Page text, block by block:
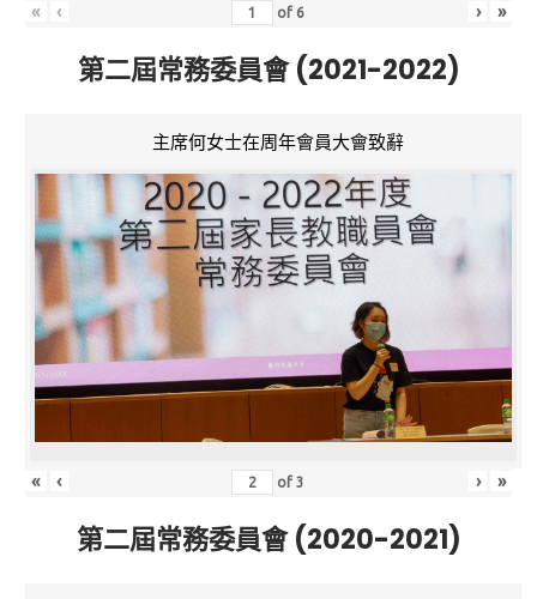
« ‹ of 6 › »
第二屆常務委員會 (2021-2022)
主席何女士在周年會員大會致辭
« ‹ of3 › »
第二屆常務委員會 (2020-2021)